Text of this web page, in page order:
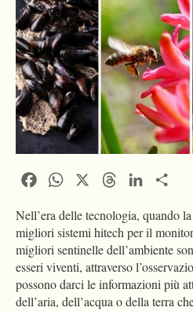
FacebookWhatsApp ThreadsLinkedIn
Nell’era delle tecnologia, quando
migliori sistemi hitech per il
migliori sentinelle dell’ambiente
esseri viventi, attraverso
possono darci le informazioni più
dell’aria, dell’acqua o della terra